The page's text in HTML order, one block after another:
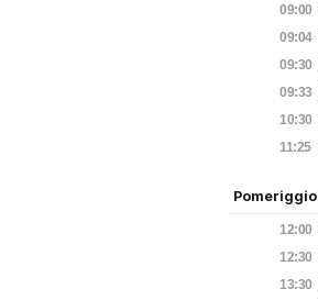
09:00
09:04
09:30
09:33
10:30
11:25
Pomeriggio
12:00
12:30
13:30